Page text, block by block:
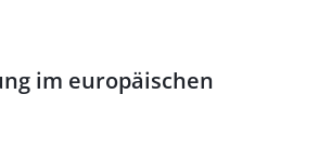
im europäischen